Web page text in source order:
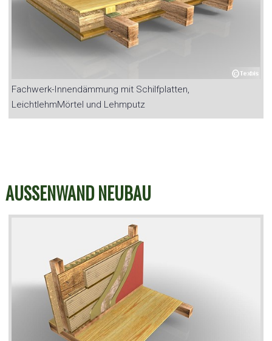
Fachwerk-Innendämmung mit Schilfplatten,
LeichtlehmMörtel und Lehmputz
AUSSENWAND NEUBAU